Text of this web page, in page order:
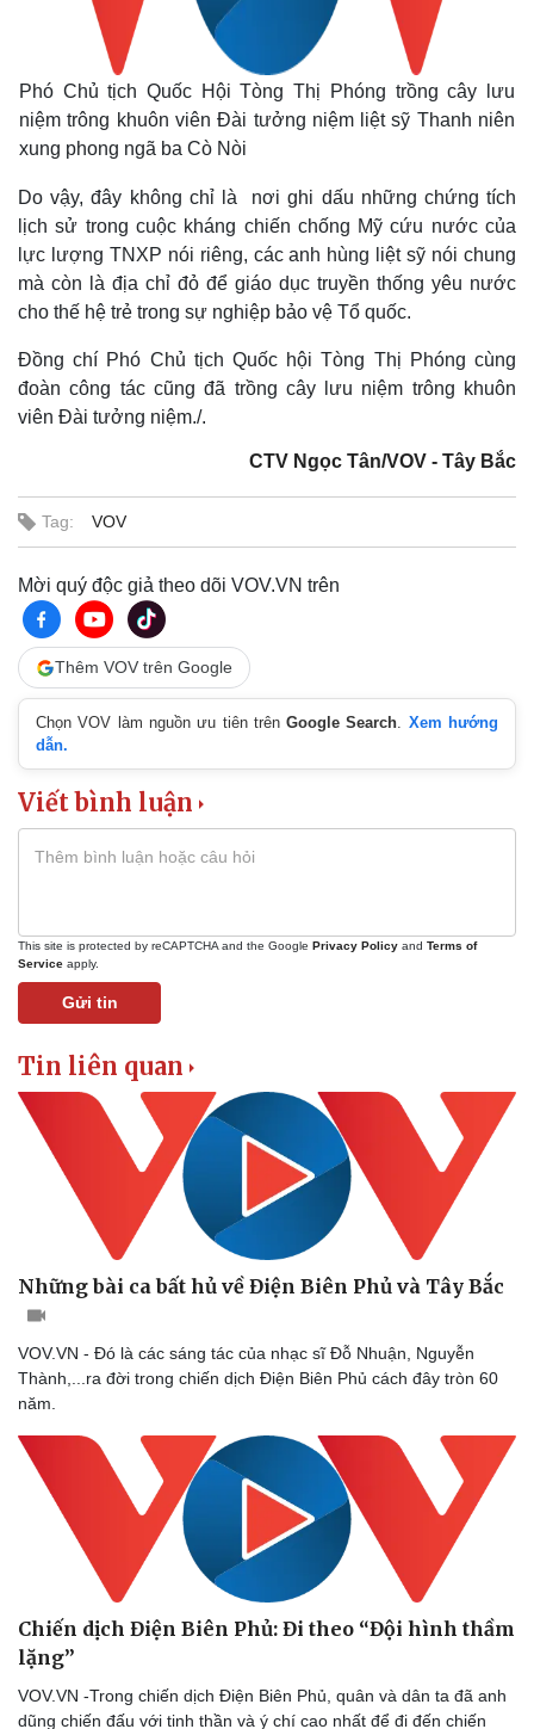
Kinh tế
Bất động sản
Khởi nghiệp
Giá vàng
Tiêu dùng
Tỷ giá
Chứng khoán
Giá cà phê
Phó Chủ tịch Quốc Hội Tòng Thị Phóng trồng cây lưu
niệm trông khuôn viên Đài tưởng niệm liệt sỹ Thanh niên
xung phong ngã ba Cò Nòi
Do vậy, đây không chỉ là nơi ghi dấu những chứng tích
lịch sử trong cuộc kháng chiến chống Mỹ cứu nước của
lực lượng TNXP nói riêng, các anh hùng liệt sỹ nói chung
mà còn là địa chỉ đỏ để giáo dục truyền thống yêu nước
cho thế hệ trẻ trong sự nghiệp bảo vệ Tổ quốc.
Đồng chí Phó Chủ tịch Quốc hội Tòng Thị Phóng cùng
đoàn công tác cũng đã trồng cây lưu niệm trông khuôn
viên Đài tưởng niệm./.
CTV Ngọc Tân/VOV - Tây Bắc
Tag: VOV
Mời quý độc giả theo dõi VOV.VN trên
Thêm VOV trên Google
Chọn VOV làm nguồn ưu tiên trênGoogle Search. Xem hướng
dẫn.
Viết bình luận
This site is protected by reCAPTCHA and the Google Privacy Policy and Terms of
Service apply.
Gửi tin
Tin liên quan
Những bài ca bất hủ về Điện Biên Phủ và Tây Bắc
VOV.VN - Đó là các sáng tác của nhạc sĩ Đỗ Nhuận, Nguyễn
Thành,...ra đời trong chiến dịch Điện Biên Phủ cách đây tròn 60
năm.
Chiến dịch Điện Biên Phủ: Đi theo “Đội hình thầm
lặng”
VOV.VN -Trong chiến dịch Điện Biên Phủ, quân và dân ta đã anh
dũng chiến đấu với tinh thần và ý chí cao nhất để đi đến chiến